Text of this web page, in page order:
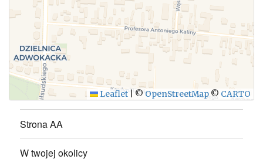
WYŚLIJ
Leaflet © OpenStreetMap © CARTO
Strona AA
W twojej okolicy